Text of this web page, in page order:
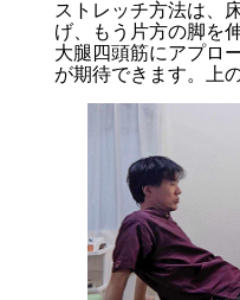
ストレッチ方法は、
げ、もう片方の脚を
大腿四頭筋にアプロ
が期待できます。上